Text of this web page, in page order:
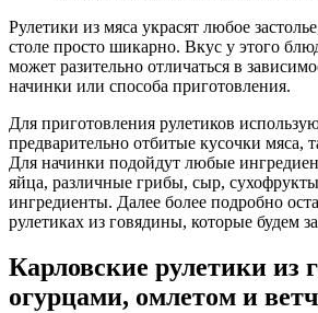
Рулетики из мяса украсят любое
столе просто шикарно. Вкус у этого
может разительно отличаться в
начинки или способа приготовления.
Для приготовления рулетиков
предварительно отбитые кусочки мяса,
Для начинки подойдут любые
яйца, различные грибы, сыр,
ингредиенты. Далее более подробно
рулетиках из говядины, которые будем
Карловские рулетики из
огурцами, омлетом и